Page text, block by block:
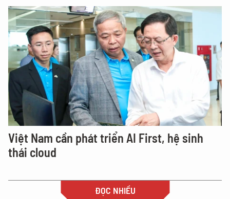
Việt Nam cần phát triển AI First, hệ sinh
thái cloud
ĐỌC NHIỀU